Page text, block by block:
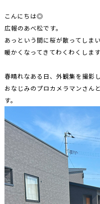
こんにちは◎
広報のあべ松です。
あっという間に桜が散ってしま
暖かくなってきてわくわくしま
春晴れなある日、外観集を撮影
おなじみのプロカメラマンさん
す。